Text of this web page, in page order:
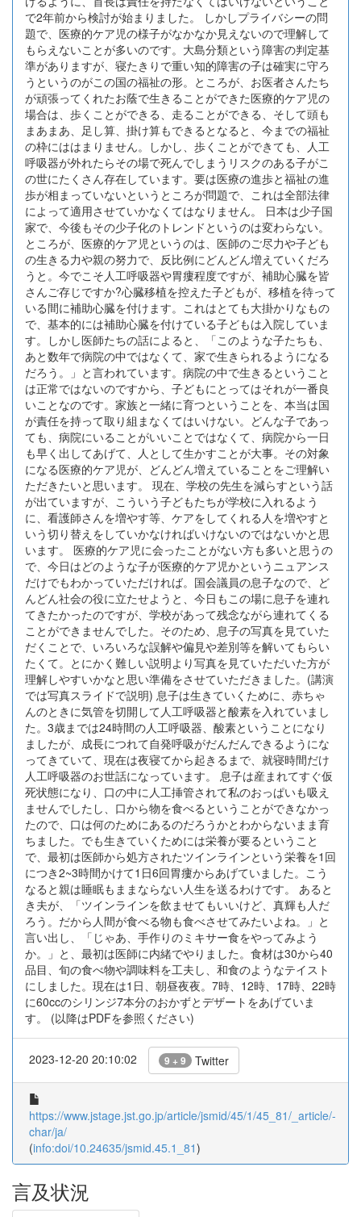
で2年前から検討が始まりました。 しかしプライバシーの問
題で、医療的ケア児の様子がなかなか見えないので理解して
もらえないことが多いのです。大島分類という障害の判定基
準がありますが、寝たきりで重い知的障害の子は確実に守ろ
うというのがこの国の福祉の形。ところが、お医者さんたち
が頑張ってくれたお蔭で生きることができた医療的ケア児の
場合は、歩くことができる、走ることができる、そして頭も
まあまあ、足し算、掛け算もできるとなると、今までの福祉
の枠にははまりません。しかし、歩くことができても、人工
呼吸器が外れたらその場で死んでしまうリスクのある子がこ
の世にたくさん存在しています。要は医療の進歩と福祉の進
歩が相まっていないというところが問題で、これは全部法律
によって適用させていかなくてはなりません。 日本は少子国
家で、今後もその少子化のトレンドというのは変わらない。
ところが、医療的ケア児というのは、医師のご尽力や子ども
の生きる力や親の努力で、反比例にどんどん増えていくだろ
うと。今でこそ人工呼吸器や胃瘻程度ですが、補助心臓を皆
さんご存じですか?心臓移植を控えた子どもが、移植を待って
いる間に補助心臓を付けます。これはとても大掛かりなもの
で、基本的には補助心臓を付けている子どもは入院していま
す。しかし医師たちの話によると、「このような子たちも、
あと数年で病院の中ではなくて、家で生きられるようになる
だろう。」と言われています。病院の中で生きるということ
は正常ではないのですから、子どもにとってはそれが一番良
いことなのです。家族と一緒に育つということを、本当は国
が責任を持って取り組まなくてはいけない。どんな子であっ
ても、病院にいることがいいことではなくて、病院から一日
も早く出してあげて、人として生かすことが大事。その対象
になる医療的ケア児が、どんどん増えていることをご理解い
ただきたいと思います。 現在、学校の先生を減らすという話
が出ていますが、こういう子どもたちが学校に入れるよう
に、看護師さんを増やす等、ケアをしてくれる人を増やすと
いう切り替えをしていかなければいけないのではないかと思
います。 医療的ケア児に会ったことがない方も多いと思うの
で、今日はどのような子が医療的ケア児かというニュアンス
だけでもわかっていただければ。国会議員の息子なので、ど
んどん社会の役に立たせようと、今日もこの場に息子を連れ
てきたかったのですが、学校があって残念ながら連れてくる
ことができませんでした。そのため、息子の写真を見ていた
だくことで、いろいろな誤解や偏見や差別等を解いてもらい
たくて。とにかく難しい説明より写真を見ていただいた方が
理解しやすいかなと思い準備をさせていただきました。(講演
では写真スライドで説明) 息子は生きていくために、赤ちゃ
んのときに気管を切開して人工呼吸器と酸素を入れていまし
た。3歳までは24時間の人工呼吸器、酸素ということになり
ましたが、成長につれて自発呼吸がだんだんできるようにな
ってきていて、現在は夜寝てから起きるまで、就寝時間だけ
人工呼吸器のお世話になっています。 息子は産まれてすぐ仮
死状態になり、口の中に人工挿管されて私のおっぱいも吸え
ませんでしたし、口から物を食べるということができなかっ
たので、口は何のためにあるのだろうかとわからないまま育
ちました。でも生きていくためには栄養が要るということ
で、最初は医師から処方されたツインラインという栄養を1回
につき2~3時間かけて1日6回胃瘻からあげていました。こう
なると親は睡眠もままならない人生を送るわけです。 あると
き夫が、「ツインラインを飲ませてもいいけど、真輝も人だ
ろう。だから人間が食べる物も食べさせてみたいよね。」と
言い出し、「じゃあ、手作りのミキサー食をやってみよう
か。」と、最初は医師に内緒でやりました。食材は30から40
品目、旬の食べ物や調味料を工夫し、和食のようなテイスト
にしました。現在は1日、朝昼夜夜。7時、12時、17時、22時
に60ccのシリンジ7本分のおかずとデザートをあげていま
す。 (以降はPDFを参照ください)
2023-12-20 20:10:02 9 + 9 Twitter
https://www.jstage.jst.go.jp/article/jsmid/45/1/45_81/_article/-
char/ja/
(info:doi/10.24635/jsmid.45.1_81)
言及状況